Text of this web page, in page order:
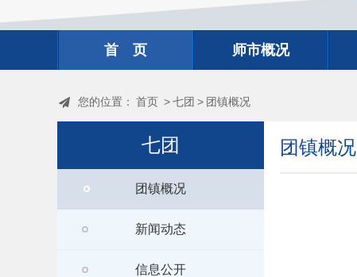
首 页 师市概况
您的位置： 首页 >七团 > 团镇概况
七团
团镇概况
新闻动态
信息公开
团镇概况